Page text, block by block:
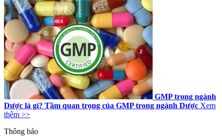
GMP trong ngành
Dược là gì? Tầm quan trọng của GMP trong ngành Dược Xem
thêm >>
Thông báo